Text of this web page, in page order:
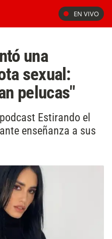
EN VIVO
una
sexual:
pelucas"
Estirando el
enseñanza a sus